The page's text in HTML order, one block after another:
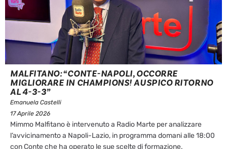
MALFITANO: “CONTE-NAPOLI, OCCORRE
MIGLIORARE IN CHAMPIONS! AUSPICO RITORNO
AL 4-3-3”
Emanuela Castelli
17 Aprile 2026
Mimmo Malfitano è intervenuto a Radio Marte per analizzare
l’avvicinamento a Napoli-Lazio, in programma domani alle 18:00
con Conte che ha operato le sue scelte di formazione.